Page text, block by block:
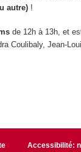
autre) !
de 12h à 13h, et
Coulibaly, Jean-
Accessibilité: